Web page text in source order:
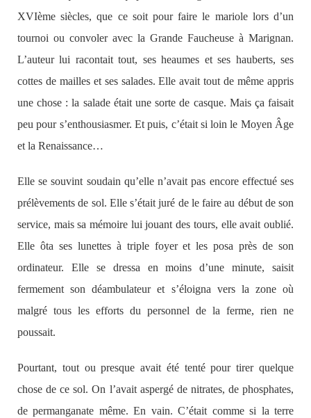
XVIème siècles, que ce soit pour faire le mariole lors d’un
tournoi ou convoler avec la Grande Faucheuse à Marignan.
L’auteur lui racontait tout, ses heaumes et ses hauberts, ses
cottes de mailles et ses salades. Elle avait tout de même appris
une chose : la salade était une sorte de casque. Mais ça faisait
peu pour s’enthousiasmer. Et puis, c’était si loin le Moyen Âge
et la Renaissance…
Elle se souvint soudain qu’elle n’avait pas encore effectué ses
prélèvements de sol. Elle s’était juré de le faire au début de son
service, mais sa mémoire lui jouant des tours, elle avait oublié.
Elle ôta ses lunettes à triple foyer et les posa près de son
ordinateur. Elle se dressa en moins d’une minute, saisit
fermement son déambulateur et s’éloigna vers la zone où
malgré tous les efforts du personnel de la ferme, rien ne
poussait.
Pourtant, tout ou presque avait été tenté pour tirer quelque
chose de ce sol. On l’avait aspergé de nitrates, de phosphates,
de permanganate même. En vain. C’était comme si la terre